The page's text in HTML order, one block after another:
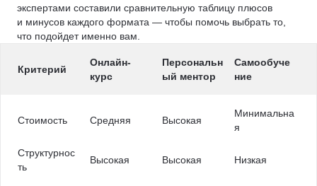
экспертами составили сравнительную таблицу плюсов
и минусов каждого формата — чтобы помочь выбрать то,
что подойдет именно вам.
Критерий
Онлайн-
курс
Персональн
ый ментор
Самообуче
ние
Стоимость Средняя Высокая
Минимальна
я
Структурнос
ть
Высокая Высокая Низкая